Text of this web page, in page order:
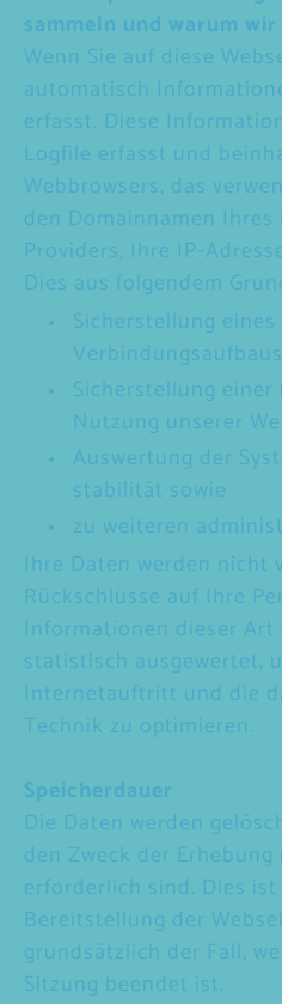
sammeln und warum wir
Wenn Sie auf diese
automatisch
erfasst. Diese
Logfile erfasst und
Webbrowsers, das
den Domainnamen Ihres
Providers, Ihre IP-
Dies aus folgendem
Sicherstellung
Sicherstellung
Nutzung unserer
Auswertung der
stabilität sowie
zu weiteren
Ihre Daten werden nicht
Rückschlüsse auf Ihre
Informationen dieser Art
statistisch ausgewertet,
Internetauftritt und die
Technik zu optimieren.
Speicherdauer
Die Daten werden
den Zweck der
erforderlich sind. Dies
Bereitstellung der
grundsätzlich der Fall,
Sitzung beendet ist.